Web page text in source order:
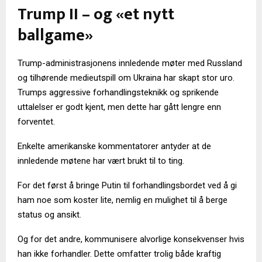
Trump II – og «et nytt
ballgame»
Trump-administrasjonens innledende møter med Russland
og tilhørende medieutspill om Ukraina har skapt stor uro.
Trumps aggressive forhandlingsteknikk og sprikende
uttalelser er godt kjent, men dette har gått lengre enn
forventet.
Enkelte amerikanske kommentatorer antyder at de
innledende møtene har vært brukt til to ting.
For det først å bringe Putin til forhandlingsbordet ved å gi
ham noe som koster lite, nemlig en mulighet til å berge
status og ansikt.
Og for det andre, kommunisere alvorlige konsekvenser hvis
han ikke forhandler. Dette omfatter trolig både kraftig